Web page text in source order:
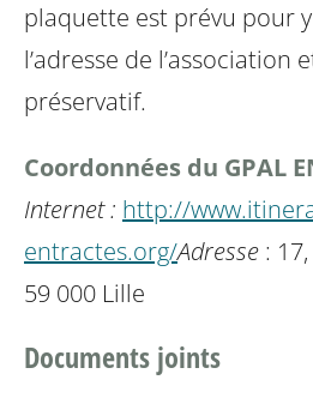
plaquette est prévu pour
l’adresse de l’association
préservatif.
Coordonnées du GPAL
Internet : http://
entractes.org/Adresse :
59 000 Lille
Documents joints